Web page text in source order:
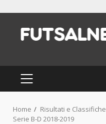
content
PRIMARY
MENU
Home Risultati e Classifiche
Serie B-D 2018-2019